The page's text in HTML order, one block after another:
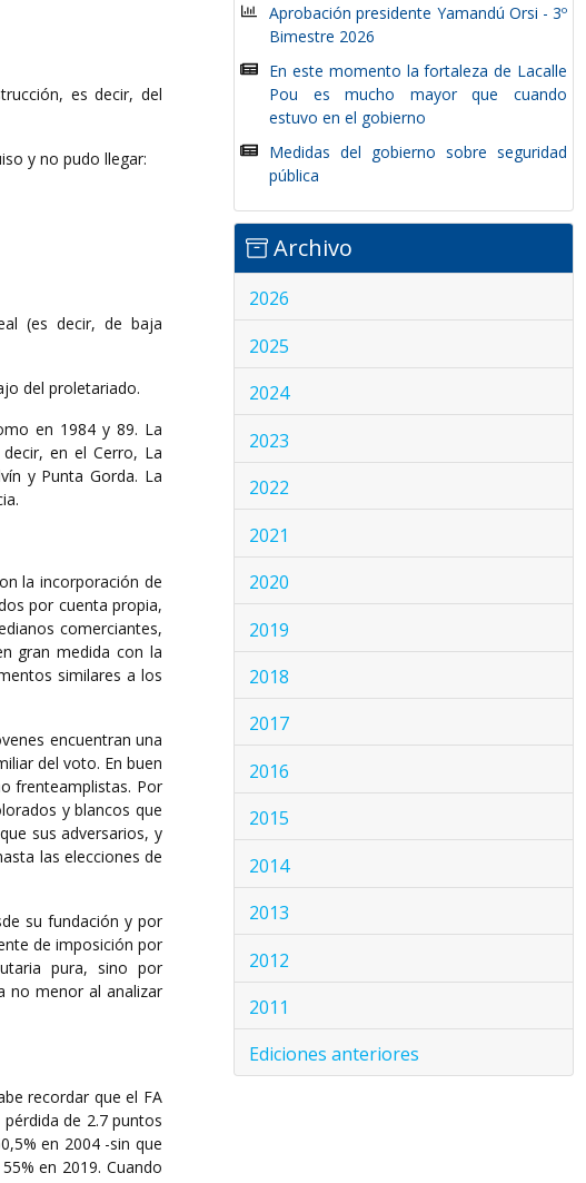
es decir, del
y no pudo llegar:
(es decir, de baja
del proletariado.
en 1984 y 89. La
en el Cerro, La
y Punta Gorda. La
la incorporación de
por cuenta propia,
comerciantes,
gran medida con la
similares a los
encuentran una
del voto. En buen
frenteamplistas. Por
y blancos que
sus adversarios, y
las elecciones de
su fundación y por
de imposición por
pura, sino por
no menor al analizar
recordar que el FA
de 2.7 puntos
en 2004 -sin que
en 2019. Cuando
Aprobación presidente Yamandú Orsi - 3º
Bimestre 2026
En este momento la fortaleza de Lacalle
Pou es mucho mayor que cuando
estuvo en el gobierno
Medidas del gobierno sobre seguridad
pública
Archivo
2026
2025
2024
2023
2022
2021
2020
2019
2018
2017
2016
2015
2014
2013
2012
2011
Ediciones anteriores